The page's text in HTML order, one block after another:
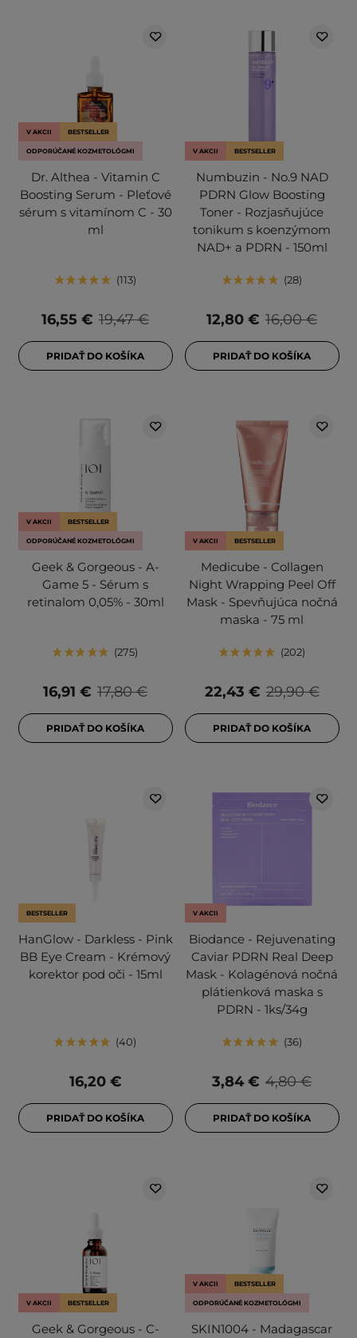
V AKCII BESTSELLER
ODPORÚČANÉ KOZMETOLÓGMI
Dr. Althea - Vitamin C
Boosting Serum - Pleťové
sérum s vitamínom C - 30
ml
113
19,47 €
16,55 €
PRIDAŤ DO KOŠÍKA
V AKCII BESTSELLER
Numbuzin - No.9 NAD
PDRN Glow Boosting
Toner - Rozjasňujúce
tonikum s koenzýmom
NAD+ a PDRN - 150ml
28
16,00 €
12,80 €
PRIDAŤ DO KOŠÍKA
V AKCII BESTSELLER
ODPORÚČANÉ KOZMETOLÓGMI
Geek & Gorgeous - A-
Game 5 - Sérum s
retinalom 0,05% - 30ml
275
17,80 €
16,91 €
PRIDAŤ DO KOŠÍKA
V AKCII BESTSELLER
Medicube - Collagen
Night Wrapping Peel Off
Mask - Spevňujúca nočná
maska - 75 ml
202
29,90 €
22,43 €
PRIDAŤ DO KOŠÍKA
BESTSELLER
HanGlow - Darkless - Pink
BB Eye Cream - Krémový
korektor pod oči - 15ml
40
16,20 €
PRIDAŤ DO KOŠÍKA
V AKCII
Biodance - Rejuvenating
Caviar PDRN Real Deep
Mask - Kolagénová nočná
plátienková maska s
PDRN - 1ks/34g
36
4,80 €
3,84 €
PRIDAŤ DO KOŠÍKA
V AKCII BESTSELLER
Geek & Gorgeous - C-
V AKCII BESTSELLER
ODPORÚČANÉ KOZMETOLÓGMI
SKIN1004 - Madagascar